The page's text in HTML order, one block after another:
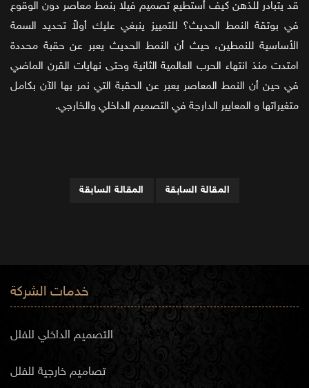
قد يتبادر للذهن كيف أستطيع تصميم فيلا بنمط معاصر دون الوقوع
في بوتقة النمط الحديث؟ للتمييز ينبغي عليك أولاً تحديد السمة
الأساسية للنمطين، حيث أن النمط الحديث يعبر عن حقبة محددة
امتدت منذ انتهاء الحرب العالمية الثانية وحتى نهايات القرن الماضي
في حين أن النمط المعاصر يعبر عن الحقبة التي نمر بها الآن بكامل
متغيراتها و المعايير الدارجة في التصميم الداخلي والخارجي.
المقالة السابقة المقالة السابقة
خدمات الشركة
التصميم الداخلي للفلل
تصاميم خارجية للفلل